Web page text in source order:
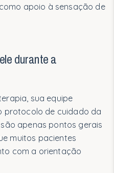
apoio à sensação de
durante a
sua equipe
protocolo de cuidado da
apenas pontos gerais
muitos pacientes
com a orientação